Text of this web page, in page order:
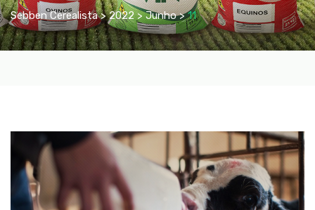
Sebben Cerealista>2022>Junho>11